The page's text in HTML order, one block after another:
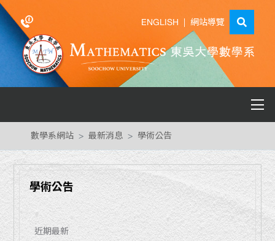
ENGLISH | 網站導覽
數學系網站 最新消息 學術公告
學術公告
近期最新